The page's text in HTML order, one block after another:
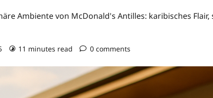
Ambiente von McDonald's Antilles: karibisches
11 minutes read 0 comments